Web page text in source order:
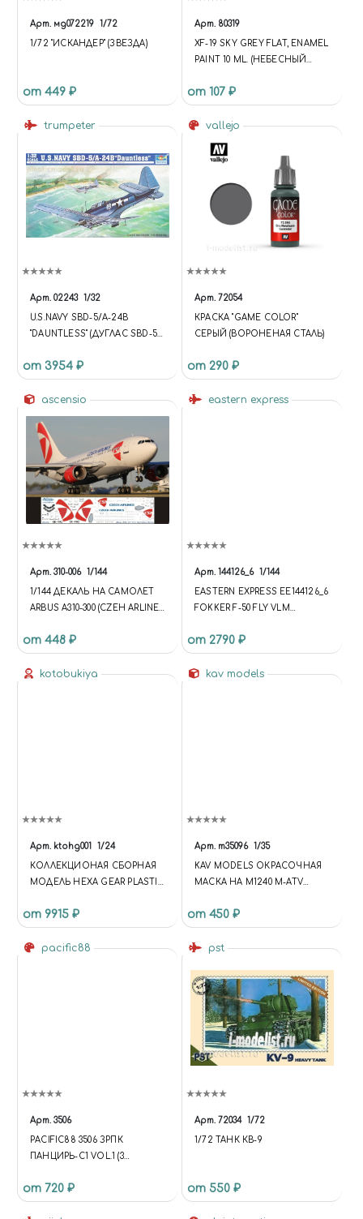
Арт. мд072219 1/72
1/72 "ИСКАНДЕР" (ЗВЕЗДА)
от 449 ₽
Арт. 80319
XF-19 SKY GREY FLAT, ENAMEL
PAINT 10 ML. (НЕБЕСНЫЙ
от 107 ₽
trumpeter
Арт. 02243 1/32
U.S.NAVY SBD-5/A-24B
"DAUNTLESS" (ДУГЛАС SBD-5/
АМЕРИКАНСКИЙ ПАЛУБНЫЙ
ПИКИРУЮЩИЙ
БОМБАРДИРОВЩИК)
от 3954 ₽
vallejo
Арт. 72054
КРАСКА "GAME COLOR"
СЕРЫЙ (ВОРОНЕНАЯ СТАЛЬ)
от 290 ₽
ascensio
Арт. 310-006 1/144
1/144 ДЕКАЛЬ НА САМОЛЕТ
ARBUS A310-300 (CZEH ARLINES
от 448 ₽
eastern express
Арт. 144126_6 1/144
EASTERN EXPRESS ЕЕ144126_6
FOKKER F-50 FLY VLM
от 2790 ₽
kotobukiya
Арт. ktohg001 1/24
КОЛЛЕКЦИОНАЯ СБОРНАЯ
МОДЕЛЬ HEXA GEAR PLASTIC
IMPULSE
от 9915 ₽
kav models
Арт. m35096 1/35
KAV MODELS ОКРАСОЧНАЯ
МАСКА НА М1240 M-ATV
от 450 ₽
pacific88
Арт. 3506
PACIFIC88 3506 ЗРПК
ПАНЦИРЬ-С1 VOL.1 (3
от 720 ₽
pst
Арт. 72034 1/72
1/72 ТАНК КВ-9
от 550 ₽